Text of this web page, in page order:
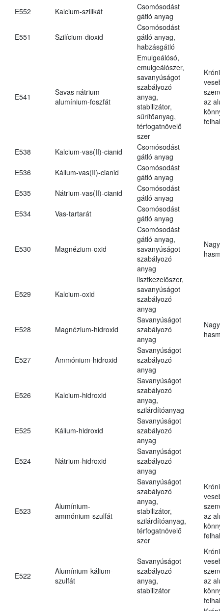
E552
Kalcium-szilikát
Csomósodást
gátló anyag
E551 Szilícium-dioxid
Csomósodást
gátló anyag,
habzásgátló
E541
Savas nátrium-
alumínium-foszfát
Emulgeálósó,
emulgeálószer,
savanyúságot
szabályozó
anyag,
stabilizátor,
sűrítőanyag,
térfogatnövelő
szer
az
E538 Kalcium-vas(II)-cianid
Csomósodást
gátló anyag
E536
Kálium-vas(II)-cianid
Csomósodást
gátló anyag
E535
Nátrium-vas(II)-cianid
Csomósodást
gátló anyag
E534
Vas-tartarát
Csomósodást
gátló anyag
E530 Magnézium-oxid
Csomósodást
gátló anyag,
savanyúságot
szabályozó
anyag
E529 Kalcium-oxid
lisztkezelőszer,
savanyúságot
szabályozó
anyag
E528 Magnézium-hidroxid
Savanyúságot
szabályozó
anyag
E527 Ammónium-hidroxid
Savanyúságot
szabályozó
anyag
E526 Kalcium-hidroxid
Savanyúságot
szabályozó
anyag,
szilárdítóanyag
E525 Kálium-hidroxid
Savanyúságot
szabályozó
anyag
E524 Nátrium-hidroxid
Savanyúságot
szabályozó
anyag
E523
Alumínium-
ammónium-szulfát
Savanyúságot
szabályozó
anyag,
stabilizátor,
szilárdítóanyag,
térfogatnövelő
szer
az
E522
Alumínium-kálium-
szulfát
Savanyúságot
szabályozó
anyag,
stabilizátor
az